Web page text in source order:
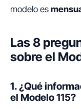
modelo es
Las 8
sobre el
1. ¿Qué
el Modelo 115?